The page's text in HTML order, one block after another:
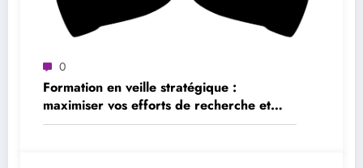
0
Formation en veille stratégique :
maximiser vos efforts de recherche et
d’analyse